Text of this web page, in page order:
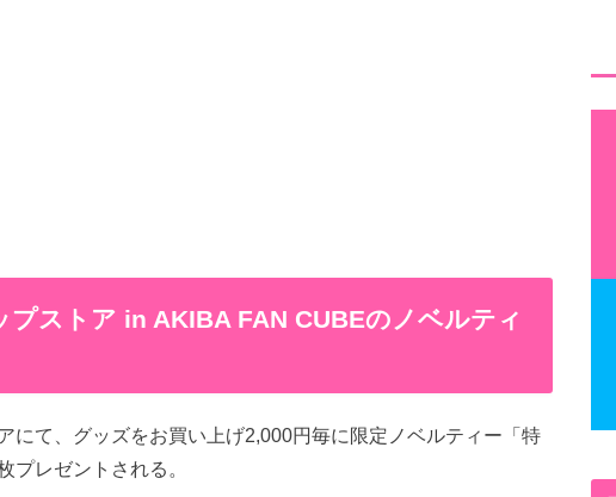
プストア in AKIBA FAN CUBEのノベルティ
にて、グッズをお買い上げ2,000円毎に限定ノベルティー「特
プレゼントされる。